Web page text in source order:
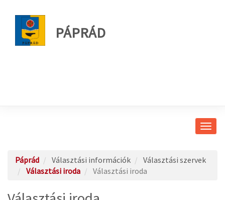
PÁPRÁD
Páprád Választási információk
Választási szervek
Választási iroda
Választási iroda